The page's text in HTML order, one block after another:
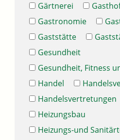
Gärtnerei
Gastronomie
Gaststätte
Gesundheit
Gesundheit, Fitness
Handel
Handelsvertretungen
Heizungsbau
Heizungs-und